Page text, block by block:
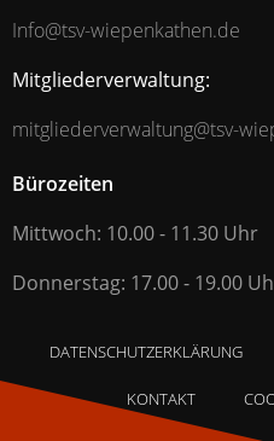
Bürozeiten
Mittwoch: 10.00 - 11.30 Uhr
Donnerstag: 17.00 - 19.00
Info@tsv-wiepenkathen.de
Mitgliederverwaltung:
mitgliederverwaltung@tsv-
DATENSCHUTZERKLÄRUNG
KONTAKT